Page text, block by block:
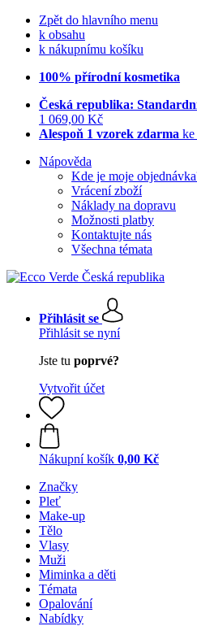
Zpět do hlavního menu
k obsahu
k nákupnímu košíku
100% přírodní kosmetika
Česká republika:
1 069,00 Kč
Alespoň 1 vzorek zdarma ke
Nápověda
Kde je moje
Vrácení zboží
Náklady na dopravu
Možnosti platby
Kontaktujte nás
Všechna témata
Přihlásit se
Přihlásit se nyní
Jste tu poprvé?
Vytvořit účet
Nákupní košík 0,00 Kč
Značky
Pleť
Make-up
Tělo
Vlasy
Muži
Miminka a děti
Témata
Opalování
Nabídky